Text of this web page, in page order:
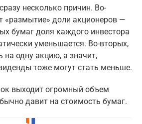
несколько причин. Во-
«размытие» доли акционеров —
бумаг доля каждого инвестора
уменьшается. Во-вторых,
на одну акцию, а значит,
тоже могут стать меньше.
выходит огромный объем
давит на стоимость бумаг.